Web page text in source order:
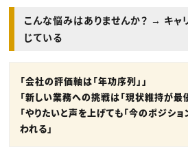
クリエイターインタビュー
C＆R Magazine
ニュース・トレンド トップ
Web
映像
広告
出版
CREATIVE VILLAGEからのお知らせ
プロフェッショナル×つなが
こんな悩みはありませんか？ → キャ
じている
「会社の評価軸は「年功序列」」
「新しい業務への挑戦は「現状維持が最優
「やりたいと声を上げても「今のポジシ
われる」